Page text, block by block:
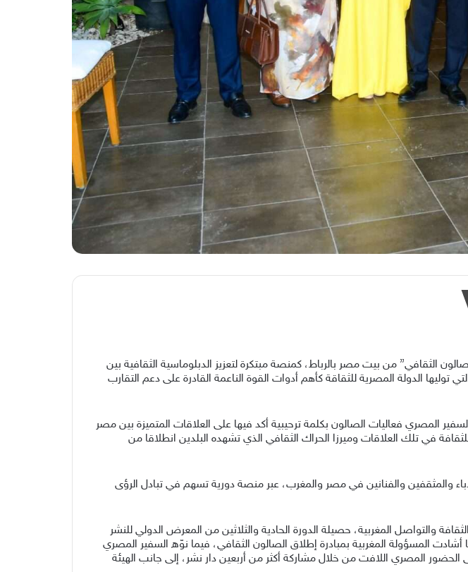
الثقافي” من بيت مصر بالرباط، كمنصة مبتكرة لتعزيز الدبلوماسية الثقافية بين
الدولة المصرية للثقاقة كأهم أدوات القوة الناعمة القادرة على دعم التقارب
المصري فعاليات الصالون بكلمة ترحيبية أكد فيها على العلاقات المتميزة بين مصر
في تلك العلاقات وميرزا الحراك الثقافي الذي تشهده البلدين انطلاقا من
والمثقفين والفنانين في مصر والمغرب، عبر منصة دورية تسهم في تبادل الرؤى
والتواصل المغربية، حصيلة الدورة الحادية والثلاثين من المعرض الدولي للنشر
المسؤولة المغربية بمبادرة إطلاق الصالون الثقافي، فيما نوّه السفير المصري
الحضور المصري اللافت من خلال مشاركة أكثر من أربعين دار نشر، إلى جانب الهيئة